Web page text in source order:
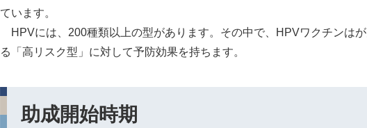
ています。
HPVには、200種類以上の型があります。その中で、HPVワクチンは
る「高リスク型」に対して予防効果を持ちます。
助成開始時期